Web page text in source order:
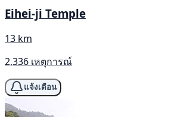
Eihei-ji Temple
13 km
2,336 เหตุการณ์
แจ้งเตือน